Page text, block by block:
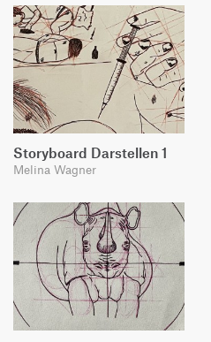
Storyboard Darstellen 1
Melina Wagner